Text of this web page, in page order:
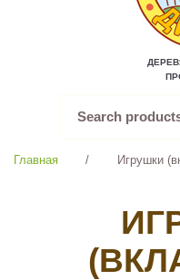
for:
Главная / Игрушки